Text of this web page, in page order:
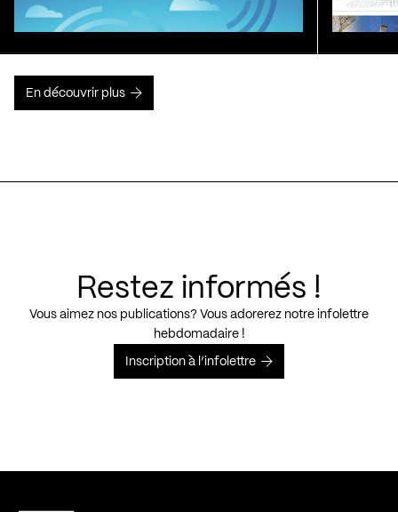
En découvrir plus
Restez informés !
Vous aimez nos publications? Vous adorerez notre infolettre
hebdomadaire !
Inscription à l’infolettre